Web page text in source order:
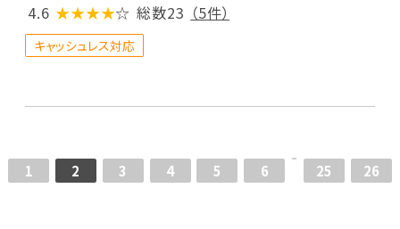
4.6 ★★★★☆ 総数23 （5件）
キャッシュレス対応
1 2 3 4 5 6 25 26